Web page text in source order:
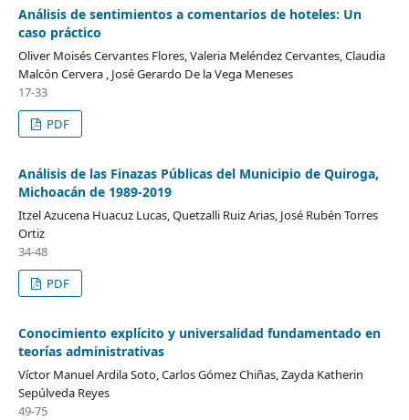
Análisis de sentimientos a comentarios de hoteles: Un
caso práctico
Oliver Moisés Cervantes Flores, Valeria Meléndez Cervantes, Claudia
Malcón Cervera , José Gerardo De la Vega Meneses
17-33
PDF
Análisis de las Finazas Públicas del Municipio de Quiroga,
Michoacán de 1989-2019
Itzel Azucena Huacuz Lucas, Quetzalli Ruiz Arias, José Rubén Torres
Ortiz
34-48
PDF
Conocimiento explícito y universalidad fundamentado en
teorías administrativas
Víctor Manuel Ardila Soto, Carlos Gómez Chiñas, Zayda Katherin
Sepúlveda Reyes
49-75